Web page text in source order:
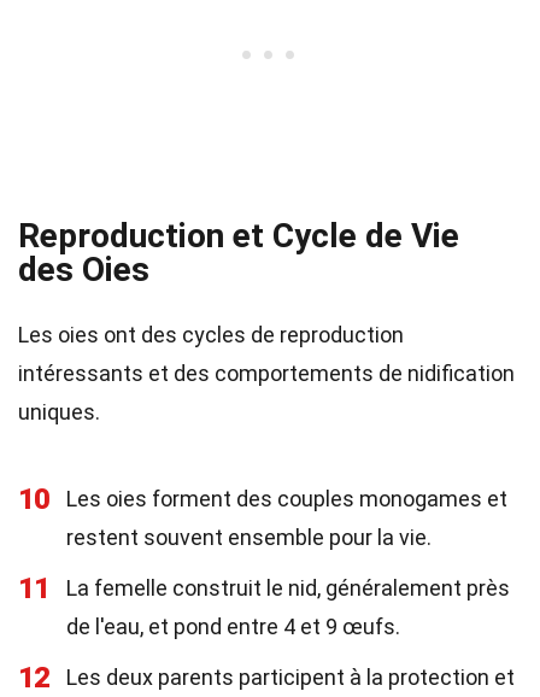
Reproduction et Cycle de Vie
des Oies
Les oies ont des cycles de reproduction
intéressants et des comportements de nidification
uniques.
10
Les oies forment des couples monogames et
restent souvent ensemble pour la vie.
11
La femelle construit le nid, généralement près
de l'eau, et pond entre 4 et 9 œufs.
12
Les deux parents participent à la protection et